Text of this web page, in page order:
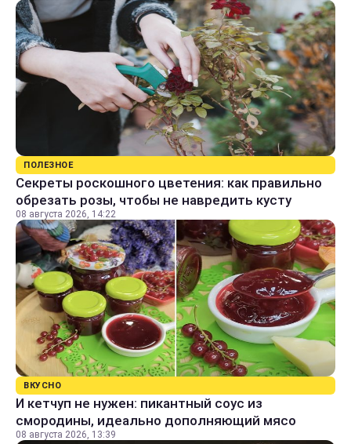
ПОЛЕЗНОЕ
Секреты роскошного цветения: как правильно
обрезать розы, чтобы не навредить кусту
08 августа 2026, 14:22
ВКУСНО
И кетчуп не нужен: пикантный соус из
смородины, идеально дополняющий мясо
08 августа 2026, 13:39